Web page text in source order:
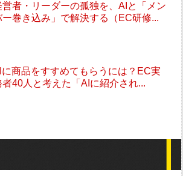
営者・リーダーの孤独を、AIと「メン
ー巻き込み」で解決する（EC研修...
に商品をすすめてもらうには？EC実
者40人と考えた「AIに紹介され...